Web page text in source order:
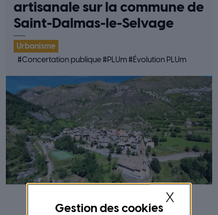
artisanale sur la commune de
Saint-Dalmas-le-Selvage
Urbanisme
#Concertation publique#PLUm#Évolution PLUm
X